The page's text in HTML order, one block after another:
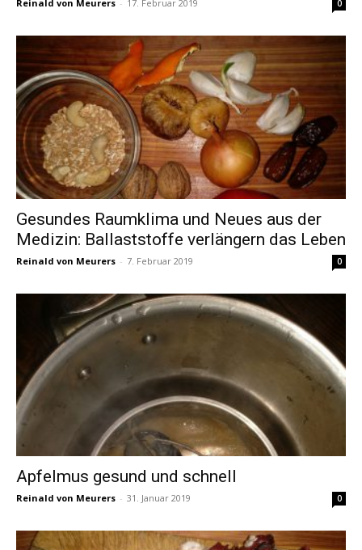
Reinald von Meurers - 17. Februar 2019 0
Gesundes Raumklima und Neues aus der
Medizin: Ballaststoffe verlängern das Leben
Reinald von Meurers - 7. Februar 2019 0
Apfelmus gesund und schnell
Reinald von Meurers - 31. Januar 2019 0